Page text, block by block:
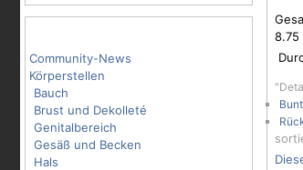
Community-News
Körperstellen
Bauch
Brust und Dekolleté
Genitalbereich
Gesäß und Becken
Hals
8.75
Bunt